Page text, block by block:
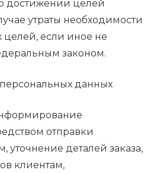
достижении целей
утраты необходимости
целей, если иное не
законом.
данных
отправки
уточнение деталей заказа,
клиентам,